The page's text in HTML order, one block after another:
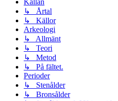
Källan
↳ Årtal
↳ Källor
Arkeologi
↳ Allmänt
↳ Teori
↳ Metod
↳ På fältet.
Perioder
↳ Stenålder
↳ Bronsålder